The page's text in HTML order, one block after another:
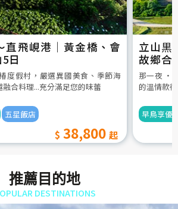
直飛峴港｜黃金橋、會
日
度假村，嚴選異國美食、季節海
合料理...充分滿足您的味蕾
五星飯店
38,800
立山黒
故鄉合
5日
那一夜 ‧
的溫情款
早鳥享優
推薦目的地
DESTINATIONS